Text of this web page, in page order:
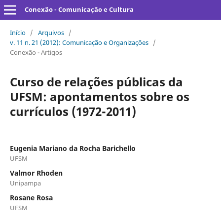
Conexão - Comunicação e Cultura
Início / Arquivos /
v. 11 n. 21 (2012): Comunicação e Organizações /
Conexão - Artigos
Curso de relações públicas da
UFSM: apontamentos sobre os
currículos (1972-2011)
Eugenia Mariano da Rocha Barichello
UFSM
Valmor Rhoden
Unipampa
Rosane Rosa
UFSM